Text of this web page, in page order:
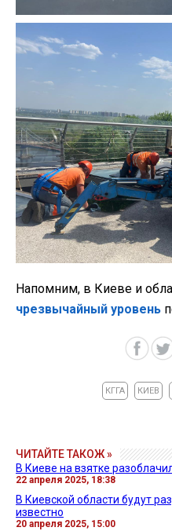
Напомним, в Киеве и
чрезвычайный уровень
КГГА КИЕВ
ЧИТАЙТЕ ТАКОЖ »
В Киеве на взятке
22 апреля 2025, 18:38
В Киевской области будут
известно
20 апреля 2025, 15:00